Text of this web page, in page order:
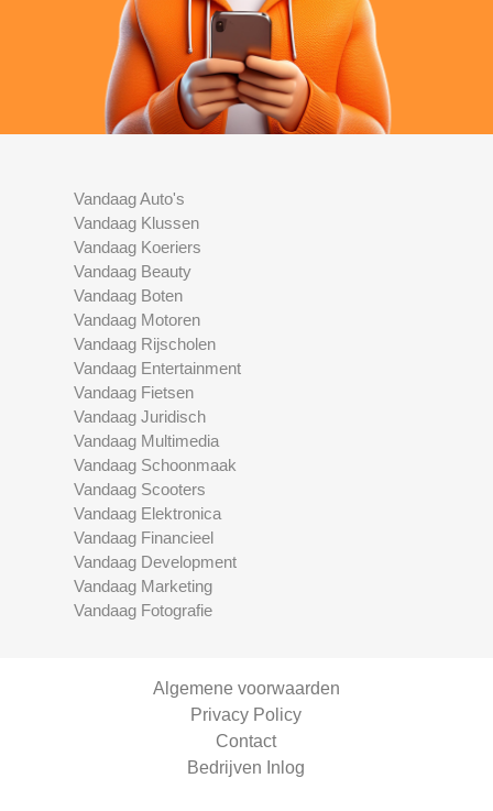
Vandaag Auto's
Vandaag Klussen
Vandaag Koeriers
Vandaag Beauty
Vandaag Boten
Vandaag Motoren
Vandaag Rijscholen
Vandaag Entertainment
Vandaag Fietsen
Vandaag Juridisch
Vandaag Multimedia
Vandaag Schoonmaak
Vandaag Scooters
Vandaag Elektronica
Vandaag Financieel
Vandaag Development
Vandaag Marketing
Vandaag Fotografie
Algemene voorwaarden
Privacy Policy
Contact
Bedrijven Inlog